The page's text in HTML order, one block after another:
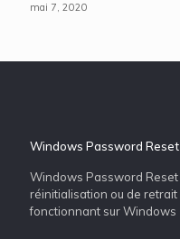
mai 7, 2020
Windows Password Reset
Windows Password Reset
réinitialisation ou de
fonctionnant sur Windows